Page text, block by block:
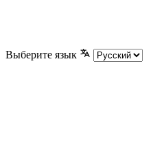
Выберите язык